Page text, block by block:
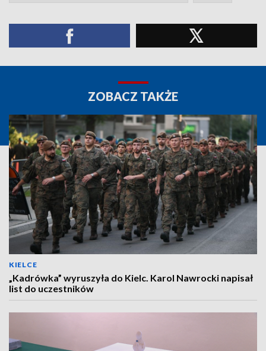
ZOBACZ TAKŻE
KIELCE
„Kadrówka” wyruszyła do Kielc. Karol Nawrocki napisał
list do uczestników